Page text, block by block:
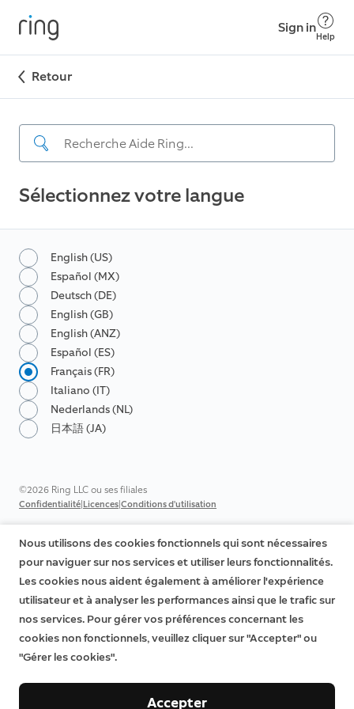
Sign in
Help
Retour
Sélectionnez votre langue
English (US)
Español (MX)
Deutsch (DE)
English (GB)
English (ANZ)
Español (ES)
Français (FR)
Italiano (IT)
Nederlands (NL)
日本語 (JA)
©2026 Ring LLC ou ses filiales
Confidentialité|Licences|Conditions d'utilisation
Nous utilisons des cookies fonctionnels qui sont nécessaires
pour naviguer sur nos services et utiliser leurs fonctionnalités.
Les cookies nous aident également à améliorer l'expérience
utilisateur et à analyser les performances ainsi que le trafic sur
nos services. Pour gérer vos préférences concernant les
cookies non fonctionnels, veuillez cliquer sur "Accepter" ou
"Gérer les cookies".
Accepter